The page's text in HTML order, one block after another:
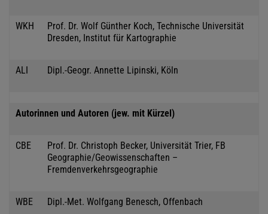
WKH
Prof. Dr. Wolf Günther Koch, Technische Universität
Dresden, Institut für Kartographie
ALI Dipl.-Geogr. Annette Lipinski, Köln
Autorinnen und Autoren (jew. mit Kürzel)
CBE
Prof. Dr. Christoph Becker, Universität Trier, FB
Geographie/Geowissenschaften –
Fremdenverkehrsgeographie
WBE Dipl.-Met. Wolfgang Benesch, Offenbach